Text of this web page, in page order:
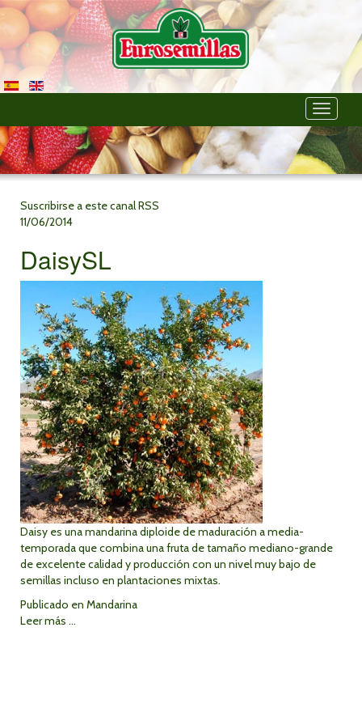
Toggle
Suscribirse a este canal RSS
11/06/2014
DaisySL
Daisy es una mandarina diploide de maduración a media-
temporada que combina una fruta de tamaño mediano-grande
de excelente calidad y producción con un nivel muy bajo de
semillas incluso en plantaciones mixtas.
Publicado en Mandarina
Leer más ...